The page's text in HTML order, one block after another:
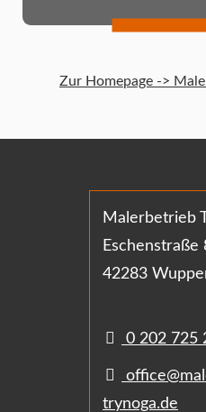
Zur Homepage ->
Malerbetrieb
Eschenstraße
42283
0 202 725
trynoga.de